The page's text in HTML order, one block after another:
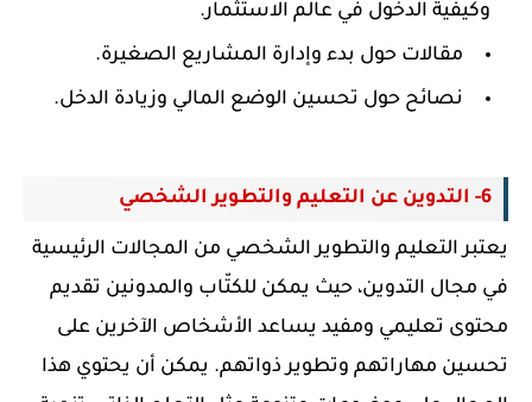
وكيفية الدخول في عالم الاستثمار.
مقالات حول بدء وإدارة المشاريع الصغيرة.
نصائح حول تحسين الوضع المالي وزيادة الدخل.
6- التدوين عن التعليم والتطوير الشخصي
يعتبر التعليم والتطوير الشخصي من المجالات الرئيسية
في مجال التدوين، حيث يمكن للكتّاب والمدونين تقديم
محتوى تعليمي ومفيد يساعد الأشخاص الآخرين على
تحسين مهاراتهم وتطوير ذواتهم. يمكن أن يحتوي هذا